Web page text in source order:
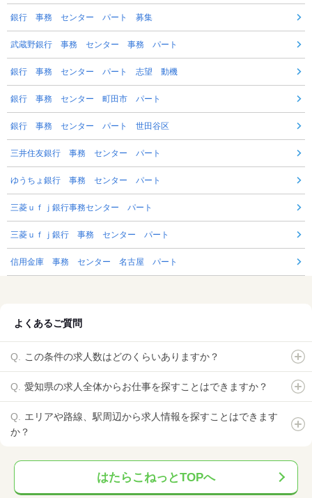
銀行 事務 センター パート 募集
武蔵野銀行 事務 センター 事務 パート
銀行 事務 センター パート 志望 動機
銀行 事務 センター 町田市 パート
銀行 事務 センター パート 世田谷区
三井住友銀行 事務 センター パート
ゆうちょ銀行 事務 センター パート
三菱ｕｆｊ銀行事務センター パート
三菱ｕｆｊ銀行 事務 センター パート
信用金庫 事務 センター 名古屋 パート
よくあるご質問
この条件の求人数はどのくらいありますか？
愛知県の求人全体からお仕事を探すことはできますか？
エリアや路線、駅周辺から求人情報を探すことはできます
か？
はたらこねっとTOPへ